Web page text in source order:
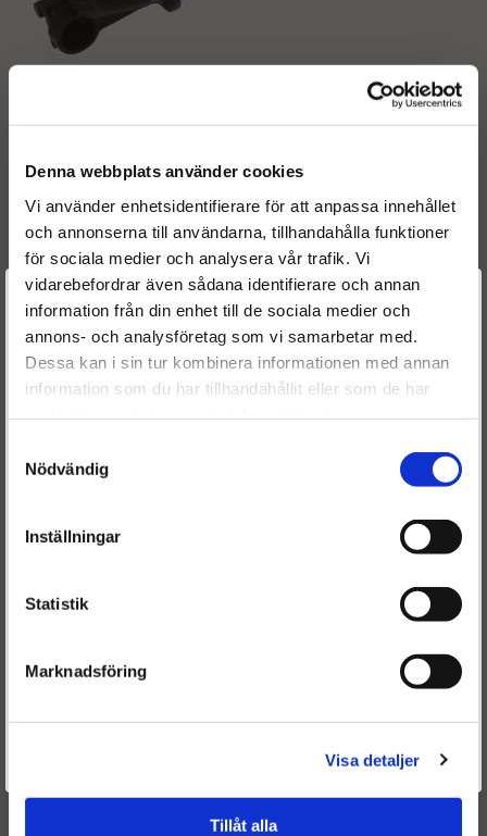
Denna webbplats använder cookies
Vi använder enhetsidentifierare för att anpassa innehållet
och annonserna till användarna, tillhandahålla funktioner
för sociala medier och analysera vår trafik. Vi
vidarebefordrar även sådana identifierare och annan
information från din enhet till de sociala medier och
annons- och analysföretag som vi samarbetar med.
Dessa kan i sin tur kombinera informationen med annan
information som du har tillhandahållit eller som de har
Nödvändig
Inställningar
Statistik
Marknadsföring
Visa detaljer
Tillåt alla
Givetvis har vi även helt nya
då renoverad inte finns att tillgå. Och skulle vi mot all
förmodan inte kunna leverera, så kan vi alltid erbjuda
renovering av din befintliga EGR kylare.
Välkommen till
Dieselspecialisten.se
För att förbättra din upplevelse på vår hemsida ber vi dig
välja vilken kategori du tillhör
Välkommen tillbaka! Klicka här för att komma till dina sidor.
Givetvis går det även bra att handla utan att logga in.